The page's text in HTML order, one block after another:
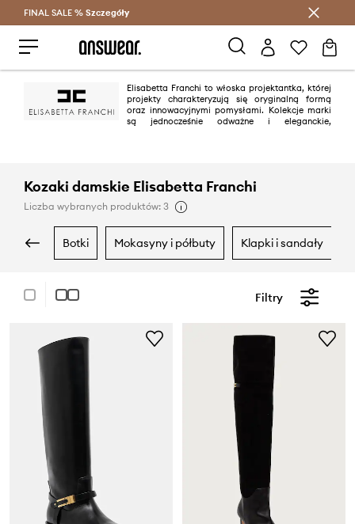
Oszczędzaj z Answear Club >
FINAL SALE % Szczegóły
Elisabetta Franchi to włoska projektantka, której
projekty charakteryzują się oryginalną formą
oraz innowacyjnymi pomysłami. Kolekcje marki
są jednocześnie odważne i eleganckie,
Kozaki damskie Elisabetta Franchi
Liczba wybranych produktów: 3
botki mokasyny i półbuty klapki i sandały
Filtry